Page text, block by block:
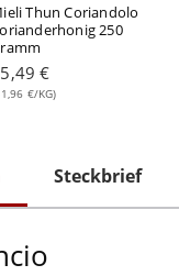
Thun Coriandolo
250
€
€/KG)
Steckbrief